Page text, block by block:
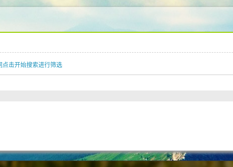
点击开始搜索进行筛选